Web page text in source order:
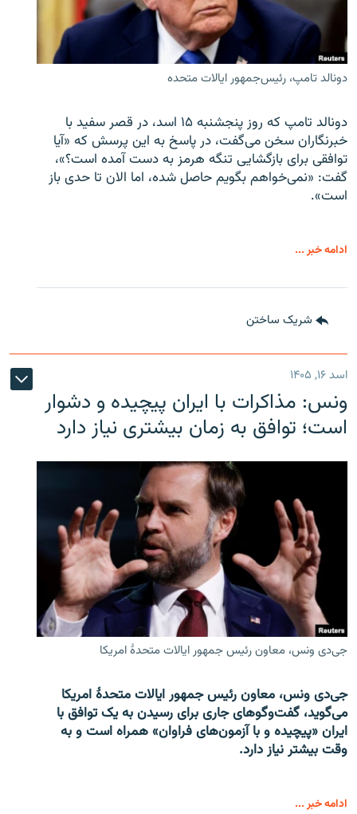
دونالد تامپ، رئیس‌جمهور ایالات متحده
دونالد تامپ که روز پنجشنبه ۱۵ اسد، در قصر سفید با
خبرنگاران سخن می‌گفت، در پاسخ به این پرسش که «آیا
توافقی برای بازگشایی تنگه هرمز به دست آمده است؟»،
گفت: «نمی‌خواهم بگویم حاصل شده، اما الان تا حدی باز
است».
ادامه خبر ...
شریک ساختن
اسد ۱۶, ۱۴۰۵
ونس: مذاکرات با ایران پیچیده و دشوار
است؛ توافق به زمان بیشتری نیاز دارد
جی‌دی ونس، معاون رئیس جمهور ایالات متحدۀ امریکا
جی‌دی ونس، معاون رئیس جمهور ایالات متحدۀ امریکا
می‌گوید، گفت‌وگوهای جاری برای رسیدن به یک توافق با
ایران «پیچیده و با آزمون‌های فراوان» همراه است و به
وقت بیشتر نیاز دارد.
ادامه خبر ...